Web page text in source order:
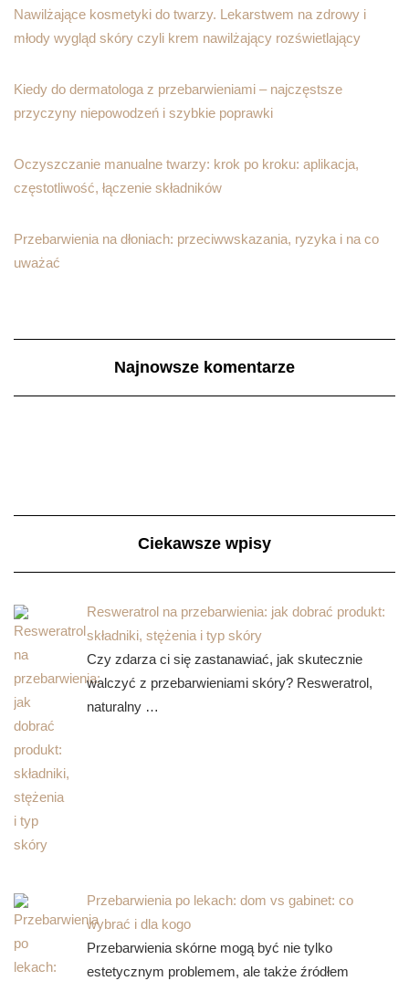
Nawilżające kosmetyki do twarzy. Lekarstwem na zdrowy i
młody wygląd skóry czyli krem nawilżający rozświetlający
Kiedy do dermatologa z przebarwieniami – najczęstsze
przyczyny niepowodzeń i szybkie poprawki
Oczyszczanie manualne twarzy: krok po kroku: aplikacja,
częstotliwość, łączenie składników
Przebarwienia na dłoniach: przeciwwskazania, ryzyka i na co
uważać
Najnowsze komentarze
Ciekawsze wpisy
Resweratrol na przebarwienia: jak dobrać produkt:
składniki, stężenia i typ skóry
Czy zdarza ci się zastanawiać, jak skutecznie
walczyć z przebarwieniami skóry? Resweratrol,
naturalny …
Przebarwienia po lekach: dom vs gabinet: co
wybrać i dla kogo
Przebarwienia skórne mogą być nie tylko
estetycznym problemem, ale także źródłem